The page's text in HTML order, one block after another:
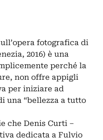
fotografica di
2016) è una
perché la
non offre appigli
per iniziare ad
una “bellezza a tutto
che Denis Curti ‒
dedicata a Fulvio